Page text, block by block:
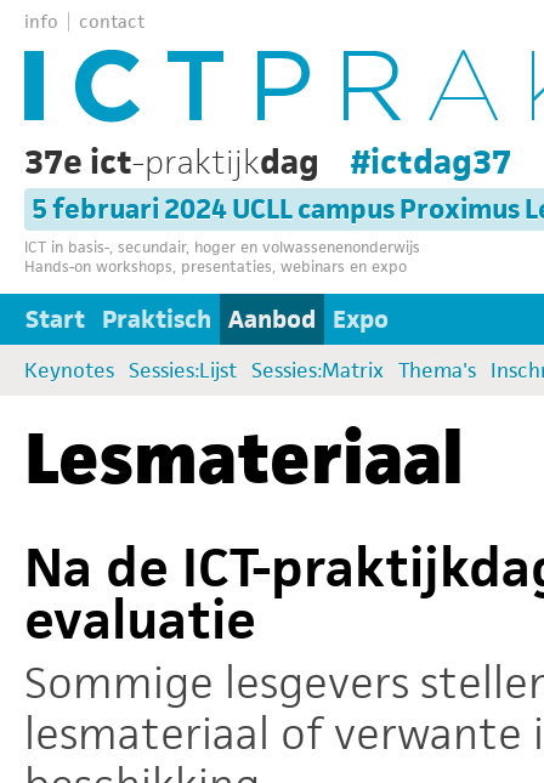
info contact
37e ict-praktijkdag #ictdag37
5 februari 2024 UCLL campus Proximus
ICT in basis-, secundair, hoger en volwassenenonderwijs
Hands-on workshops, presentaties, webinars en expo
Start Praktisch Aanbod Expo
Keynotes Sessies:Lijst Sessies:Matrix Thema's
Lesmateriaal
Na de ICT-
evaluatie
Sommige lesgevers
lesmateriaal of verwante